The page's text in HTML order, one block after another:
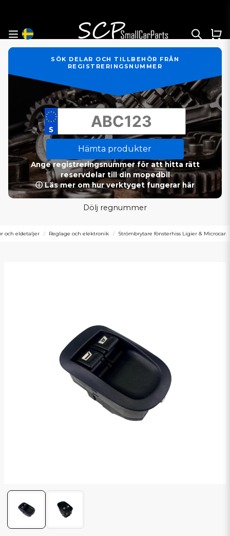
SÖK DELAR OCH TILLBEHÖR FRÅN
REGISTRERINGSNUMMER
Hämta produkter
Ange registreringsnummer för att hitta rätt
reservdelar till din mopedbil
ⓘ Läs mer om hur verktyget fungerar här
Dölj regnummer
och eldetaljer Reglage och elektronik Strömbrytare fönsterhiss Ligier & Microcar